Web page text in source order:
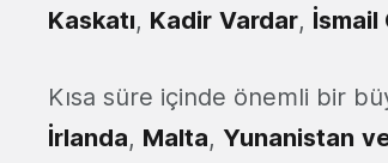
Kaskatı, Kadir Vardar, İsmail
Kısa süre içinde önemli bir
İrlanda, Malta, Yunanistan